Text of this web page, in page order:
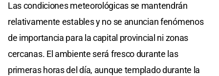
Las condiciones meteorológicas se mantendrán
relativamente estables y no se anuncian fenómenos
de importancia para la capital provincial ni zonas
cercanas. El ambiente será fresco durante las
primeras horas del día, aunque templado durante la